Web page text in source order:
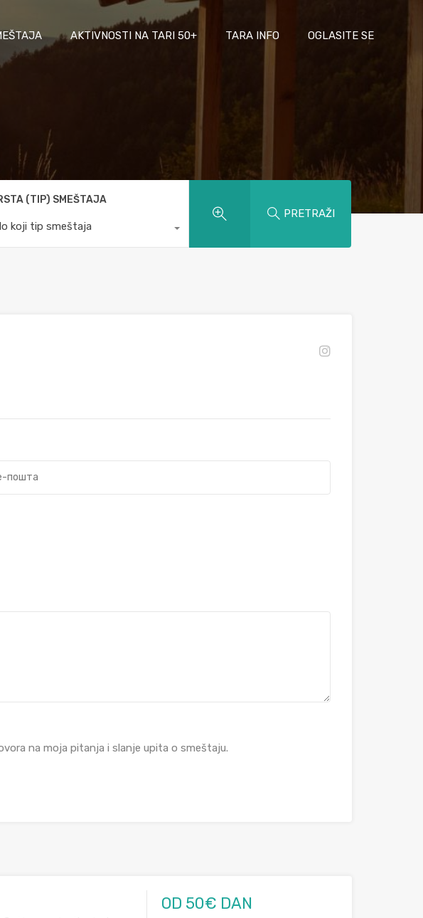
AKTIVNOSTI NA TARI 50+ TARA INFO OGLASITE SE
(TIP) SMEŠTAJA
koji tip smeštaja
PRETRAŽI
na moja pitanja i slanje upita o smeštaju.
OD 50€ DAN